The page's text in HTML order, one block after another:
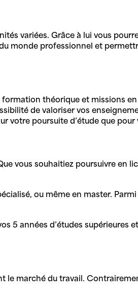
variées. Grâce à lui vous
monde professionnel et
théorique et missions
de valoriser vos
votre poursuite d’étude que
vous souhaitiez poursuivre en
ou même en master.
années d’études supérieures
le marché du travail.